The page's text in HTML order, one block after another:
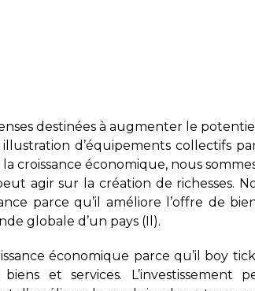
destinées à augmenter le
d’équipements collectifs
croissance économique, nous
agir sur la création de richesses.
parce qu’il améliore l’offre de
globale d’un pays (Il).
économique parce qu’il boy
et services. L’investissement